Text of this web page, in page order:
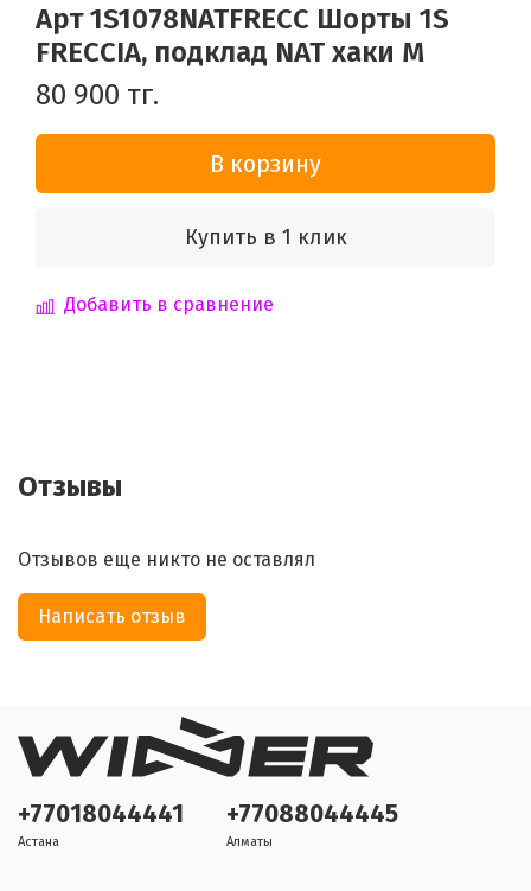
Арт 1S1078NATFRECC Шорты 1S
FRECCIA, подклад NAT хаки M
80 900 тг.
В корзину
Купить в 1 клик
Добавить в сравнение
Отзывы
Отзывов еще никто не оставлял
Написать отзыв
+77018044441
Астана
+77088044445
Алматы